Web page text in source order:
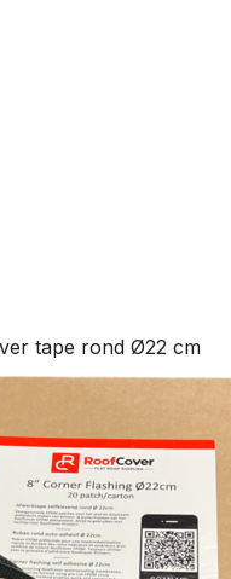
tape rond Ø22 cm